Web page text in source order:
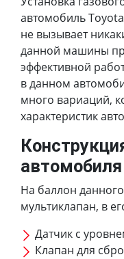
автомобиль
не вызывает
данной машины
эффективной
в данном
много вариаций,
характеристик
автомобиля
На баллон
мультиклапан, в
Датчик с
Клапан для